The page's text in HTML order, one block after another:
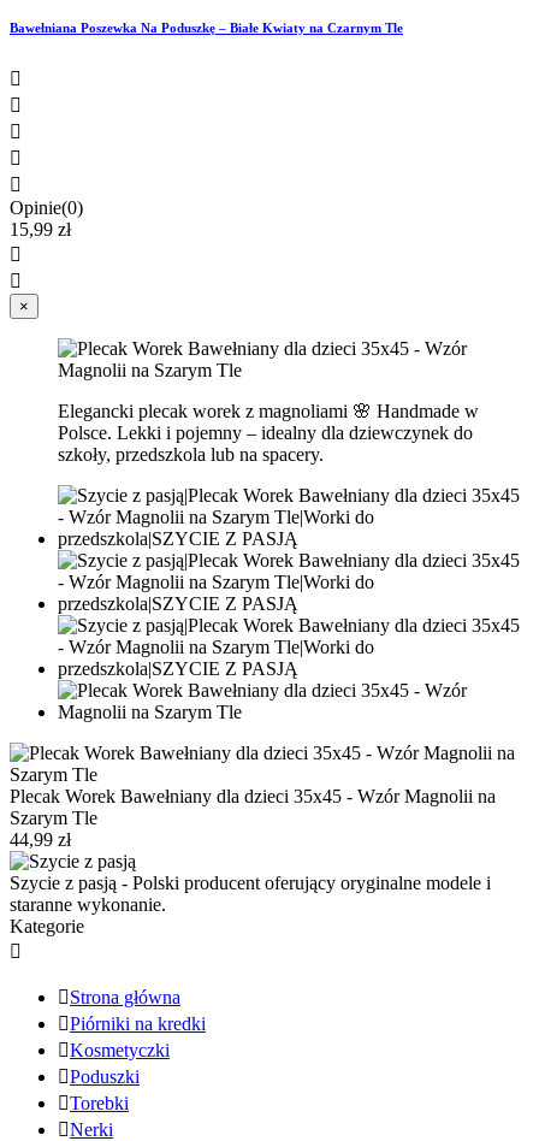
Bawełniana Poszewka Na Poduszkę – Białe Kwiaty na Czarnym Tle





Opinie(0)
15,99 zł


×
Elegancki plecak worek z magnoliami 🌸 Handmade w
Polsce. Lekki i pojemny – idealny dla dziewczynek do
szkoły, przedszkola lub na spacery.
Plecak Worek Bawełniany dla dzieci 35x45 - Wzór Magnolii na
Szarym Tle
44,99 zł
Szycie z pasją - Polski producent oferujący oryginalne modele i
staranne wykonanie.
Kategorie

Strona główna
Piórniki na kredki
Kosmetyczki
Poduszki
Torebki
Nerki